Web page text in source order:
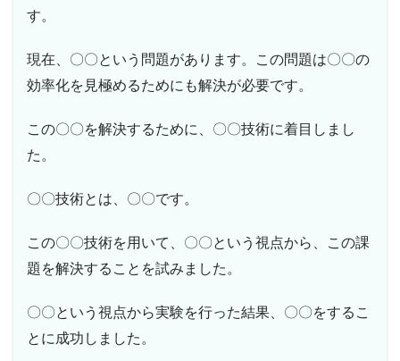
す。
現在、〇〇という問題があります。この問題は〇〇の
効率化を見極めるためにも解決が必要です。
この〇〇を解決するために、〇〇技術に着目しまし
た。
〇〇技術とは、〇〇です。
この〇〇技術を用いて、〇〇という視点から、この課
題を解決することを試みました。
〇〇という視点から実験を行った結果、〇〇をするこ
とに成功しました。